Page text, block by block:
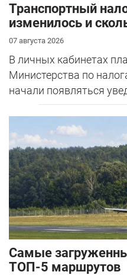
Транспортный
изменилось и
07 августа 2026
В личных кабинетах
Министерства по
начали появляться
Самые
ТОП-5 маршрутов